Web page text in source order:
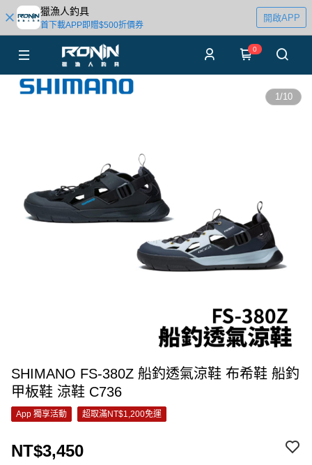
獵漁人釣具
首下載APP即贈$500折價券
開啟APP
0
1/10
SHIMANO FS-380Z 船釣透氣涼鞋 布希鞋 船釣
甲板鞋 涼鞋 C736
App 獨享活動 超取滿NT$1,200免運
NT$3,450